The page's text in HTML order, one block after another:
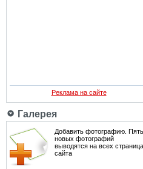
Реклама на сайте
Галерея
Добавить фотографию. Пять
новых фотографий
выводятся на всех
сайта